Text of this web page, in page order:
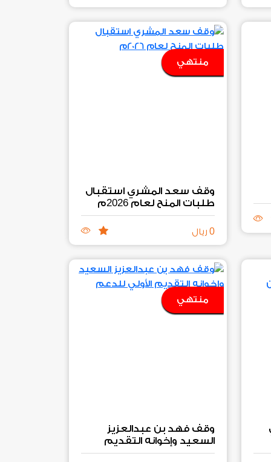
منتهي
وقف سعد المشري استقبال
طلبات المنح لعام 2026م
0 ريال
منتهي
وقف فهد بن عبدالعزيز
السعيد وإخوانه التقديم
الأولي للدعم المالي2026م